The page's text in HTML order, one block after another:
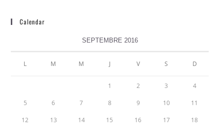
Calendar
SEPTEMBRE 2016
L M M J V S D
1 2 3 4
5 6 7 8 9 10 11
12 13 14 15 16 17 18